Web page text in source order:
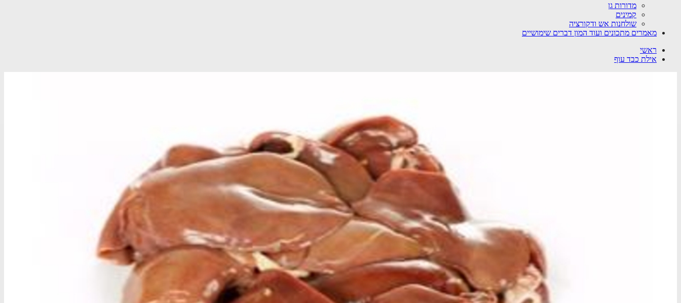
מדורות גן
קמינים
שולחנות אש ודקורציה
מאמרים מתכונים ועוד המון דברים שימושיים
ראשי
אילת כבד עוף